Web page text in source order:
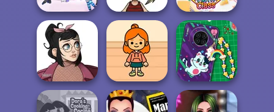
Gacha Life 3
Kawaii Chibi
Avatar Maker
BFF Math Class